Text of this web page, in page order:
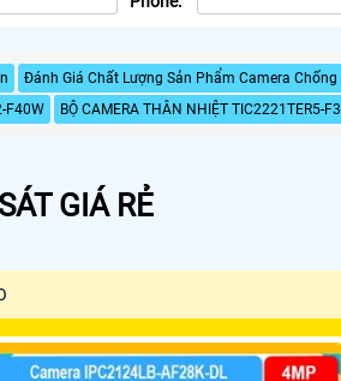
Đánh Giá Chất Lượng Sản Phẩm Camera Chống
F40W BỘ CAMERA THÂN NHIỆT TIC2221TER5-
GIÁ RẺ